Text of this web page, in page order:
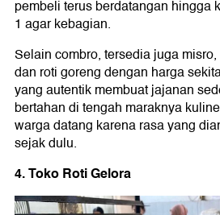
pembeli terus berdatangan hingga
1 agar kebagian.
Selain combro, tersedia juga
dan roti goreng dengan harga
yang autentik membuat jajanan
bertahan di tengah maraknya
warga datang karena rasa yang
sejak dulu.
4. Toko Roti Gelora